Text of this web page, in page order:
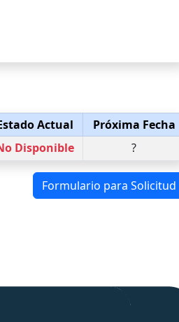
Actual
Próxima Fecha
Disponible ?
Formulario para Solicitud